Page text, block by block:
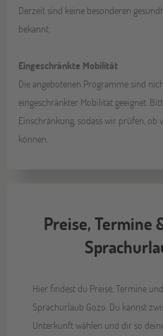
Derzeit sind keine besonderen
bekannt.
Eingeschränkte Mobilität
Die angebotenen Programme sind
eingeschränkter Mobilität geeignet.
Einschränkung, sodass wir prüfen, ob
können.
Preise, Termine
Hier findest du Preise, Termine
Sprachurlaub Gozo. Du kannst
Unterkunft wählen und dir so